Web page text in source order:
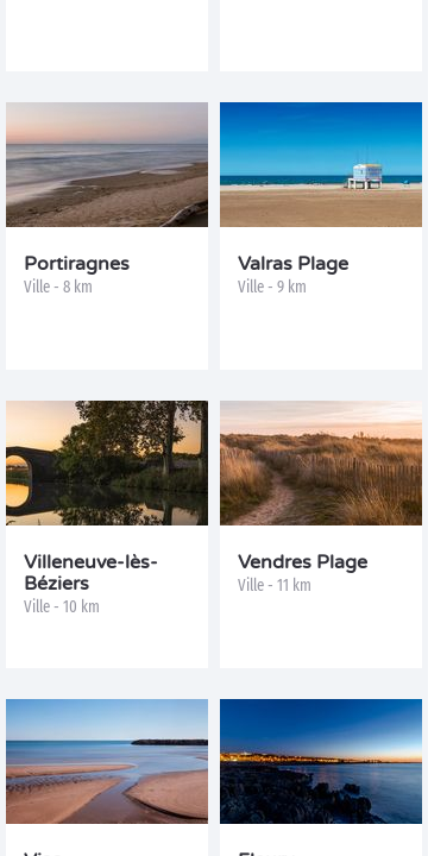
Portiragnes
Ville - 8 km
Valras Plage
Ville - 9 km
Villeneuve-lès-
Béziers
Ville - 10 km
Vendres Plage
Ville - 11 km